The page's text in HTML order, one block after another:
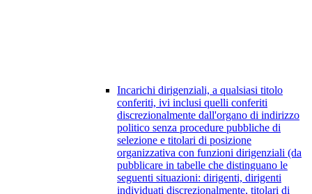
Incarichi dirigenziali, a qualsiasi titolo
conferiti, ivi inclusi quelli conferiti
discrezionalmente dall'organo di indirizzo
politico senza procedure pubbliche di
selezione e titolari di posizione
organizzativa con funzioni dirigenziali (da
pubblicare in tabelle che distinguano le
seguenti situazioni: dirigenti, dirigenti
individuati discrezionalmente, titolari di